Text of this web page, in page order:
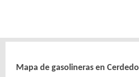
Mapa de gasolineras en Cerdedo